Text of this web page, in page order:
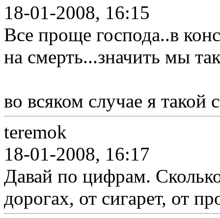
18-01-2008, 16:15
Все проще господа..в
на смерть...значить мы
во всяком случае я такой
teremok
18-01-2008, 16:17
Давай по цифрам.
дорогах, от сигарет, от